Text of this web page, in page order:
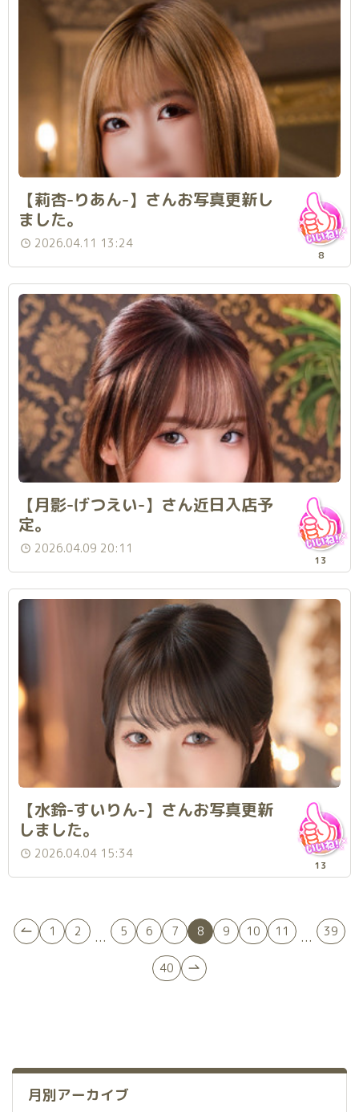
【莉杏-りあん-】さんお写真更新し
ました。
2026.04.11 13:24
8
【月影-げつえい-】さん近日入店予
定。
2026.04.09 20:11
13
【水鈴-すいりん-】さんお写真更新
しました。
2026.04.04 15:34
13
1 2 ... 5 6 7 8 9 10 11 ... 39
40
月別アーカイブ